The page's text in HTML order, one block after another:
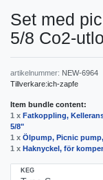
Set med
5/8 Co2-
artikelnummer: NEW-6964
Tillverkare:ich-zapfe
Item bundle content:
1 x Fatkoppling,
5/8"
1 x Ölpump, Picnic
1 x Haknyckel, för
KEG